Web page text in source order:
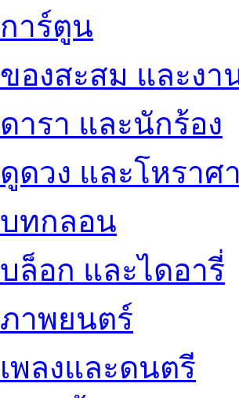
การ์ตูน
ของสะสม และงา
ดารา และนักร้อง
ดูดวง และโหราศ
บทกลอน
บล็อก และไดอารี่
ภาพยนตร์
เพลงและดนตรี